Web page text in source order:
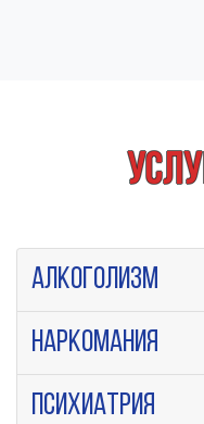
Алкоголизм
Наркомания
Психиатрия